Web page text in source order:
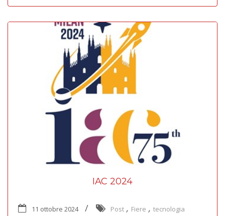
IAC 2024
11 ottobre 2024 Post , Fiere , tecnologia